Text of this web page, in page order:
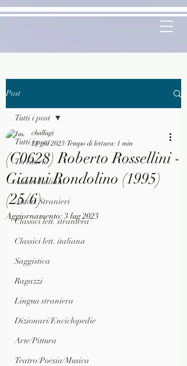
Post
Tutti i post
Territorio
Autori Italiani
Autori Stranieri
Classici lett. straniera
Classici lett. italiana
Saggistica
Ragazzi
Lingua straniera
Dizionari/Enciclopedie
Arte/Pittura
Teatro/Poesia/Musica
Tutti i post
(C0628) Roberto Rossellini -
Gianni Rondolino (1995)
(25/6)
challagi
28 giu 2023 Tempo di lettura: 1 min
Aggiornamento:3 lug 2023